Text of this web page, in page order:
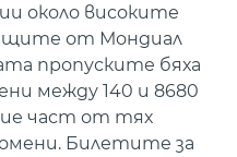
около високите
от Мондиал
пропуските бяха
между 140 и 8680
част от тях
Билетите за